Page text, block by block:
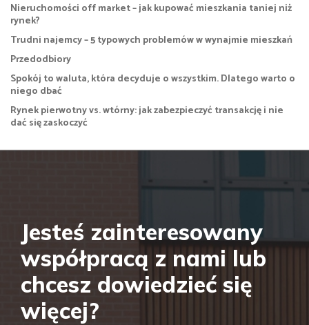
Nieruchomości off market – jak kupować mieszkania taniej niż
rynek?
Trudni najemcy – 5 typowych problemów w wynajmie mieszkań
Przedodbiory
Spokój to waluta, która decyduje o wszystkim. Dlatego warto o
niego dbać
Rynek pierwotny vs. wtórny: jak zabezpieczyć transakcję i nie
dać się zaskoczyć
Jesteś zainteresowany
współpracą z nami lub
chcesz dowiedzieć się
więcej?